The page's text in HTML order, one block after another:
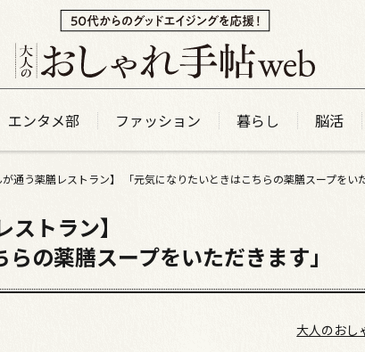
エンタメ部 ファッション 暮らし 脳活
が通う薬膳レストラン】 「元気になりたいときはこちらの薬膳スープをい
ストラン】
の薬膳スープをいただきます」
大人のおし